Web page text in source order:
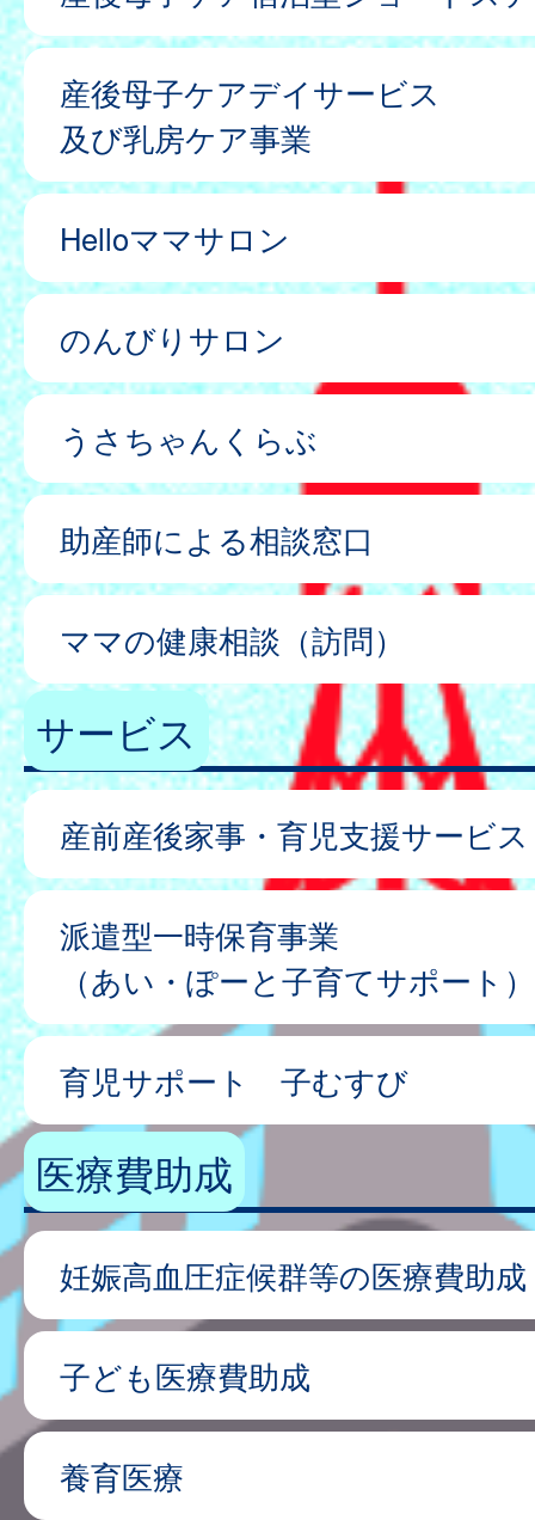
産後母子ケアデイサービス
及び乳房ケア事業
Helloママサロン
のんびりサロン
うさちゃんくらぶ
助産師による相談窓口
ママの健康相談（訪問）
サービス
産前産後家事・育児支援サービス
派遣型一時保育事業
（あい・ぽーと子育てサポート）
育児サポート 子むすび
医療費助成
妊娠高血圧症候群等の医療費助成
子ども医療費助成
養育医療